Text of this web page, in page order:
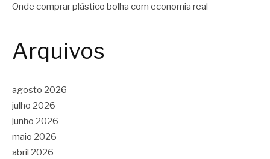
Onde comprar plástico bolha com economia real
Arquivos
agosto 2026
julho 2026
junho 2026
maio 2026
abril 2026